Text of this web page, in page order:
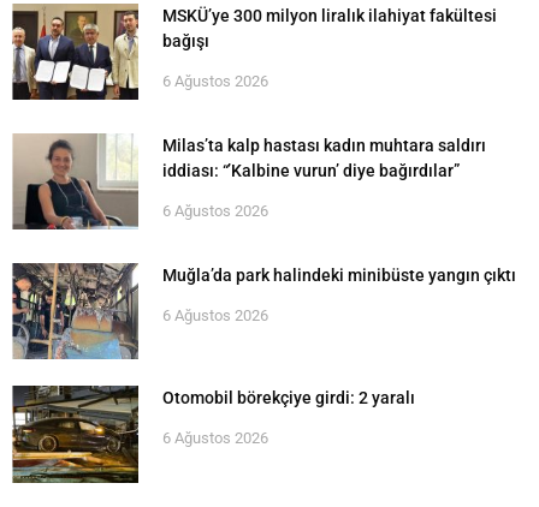
MSKÜ’ye 300 milyon liralık ilahiyat fakültesi
bağışı
6 Ağustos 2026
Milas’ta kalp hastası kadın muhtara saldırı
iddiası: “’Kalbine vurun’ diye bağırdılar”
6 Ağustos 2026
Muğla’da park halindeki minibüste yangın çıktı
6 Ağustos 2026
Otomobil börekçiye girdi: 2 yaralı
6 Ağustos 2026